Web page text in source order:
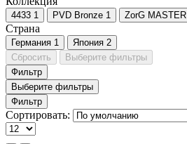
4433 1 PVD Bronze 1 ZorG MASTER
Страна
Германия 1 Япония 2
Сбросить
Выберите фильтры
Фильтр
Выберите фильтры
Фильтр
Сортировать: